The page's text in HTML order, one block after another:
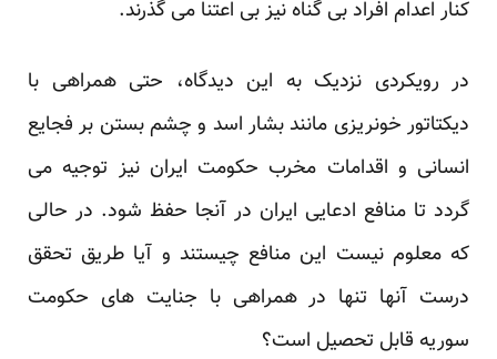
کنار اعدام افراد بی گناه نیز بی اعتنا می گذرند.
در رویکردی نزدیک به این دیدگاه، حتی همراهی با
دیکتاتور خونریزی مانند بشار اسد و چشم بستن بر فجایع
انسانی و اقدامات مخرب حکومت ایران نیز توجیه می
گردد تا منافع ادعایی ایران در آنجا حفظ شود. در حالی
که معلوم نیست این منافع چیستند و آیا طریق تحقق
درست آنها تنها در همراهی با جنایت های حکومت
سوریه قابل تحصیل است؟